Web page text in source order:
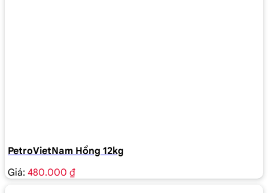
PetroVietNam Hồng 12kg
Giá: 480.000 ₫